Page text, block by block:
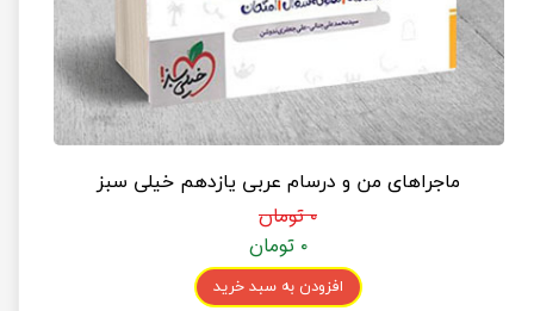
ماجراهای من و درسام عربی یازدهم خیلی سبز
۰ تومان
۰ تومان
افزودن به سبد خرید